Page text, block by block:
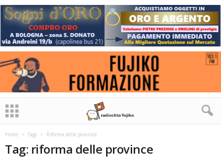
Home Tags Riforma delle province
Tag: riforma delle province